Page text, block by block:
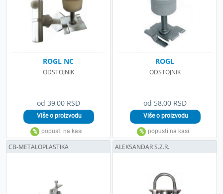
od 39,00 RSD
ROGL NC
ODSTOJNIK
od 58,00 RSD
ROGL
ODSTOJNIK
CB-METALOPLASTIKA ALEKSANDAR S.Z.R.